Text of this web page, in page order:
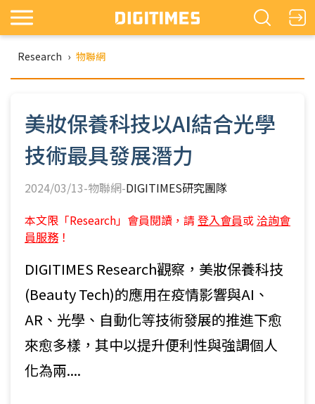
Research › 物聯網
美妝保養科技以AI結合光學
技術最具發展潛力
2024/03/13-物聯網-DIGITIMES研究團隊
本文限「Research」會員閱讀，請 登入會員或 洽詢會
員服務 ！
DIGITIMES Research觀察，美妝保養科技
(Beauty Tech)的應用在疫情影響與AI、
AR、光學、自動化等技術發展的推進下愈
來愈多樣，其中以提升便利性與強調個人
化為兩....